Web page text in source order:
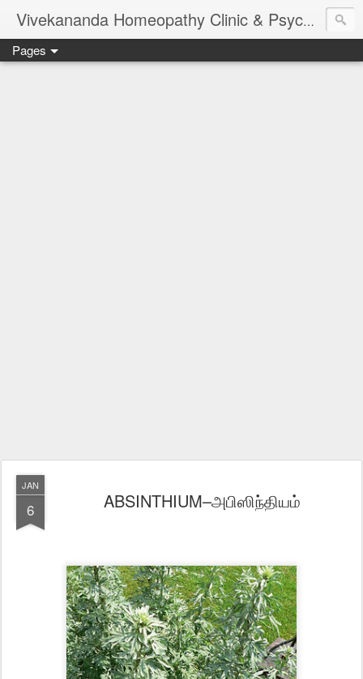
Vivekananda Homeopathy Clinic & Psychological Counseling Centre, Chennai
Pages
JAN
6 ABSINTHIUM–அபிஸிந்தியம்